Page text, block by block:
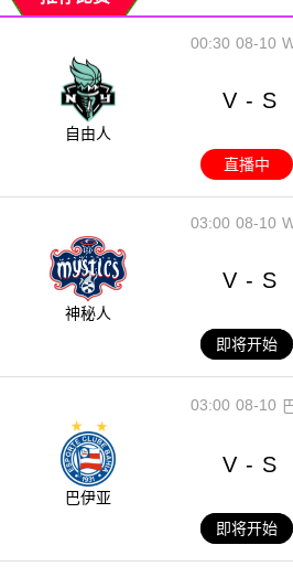
08-10
00:30
自由人
V - S
直播中
08-10
03:00
神秘人
V - S
即将开始
08-10
03:00
巴伊亚
V - S
即将开始